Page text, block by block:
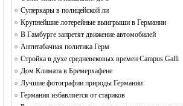
Суперкары в полицейской ли
Крупнейшие лотерейные выигрыши в Германии
В Гамбурге запретят движение автомобилей
Антитабачная политика Герм
Стройка в духе средневековых времен Campus Galli
Дом Климата в Бремерхафене
Лучшие фотографии природы Германии
Германия избавляется от стариков